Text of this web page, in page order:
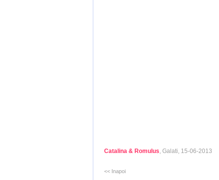
Catalina & Romulus, Galati, 15-06-2013
<< Inapoi